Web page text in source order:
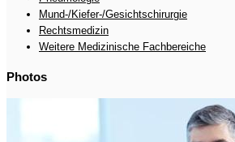
Mund-/Kiefer-/Gesichtschirurgie
Rechtsmedizin
Weitere Medizinische Fachbereiche
Photos